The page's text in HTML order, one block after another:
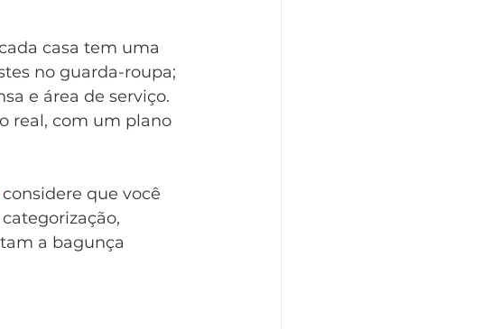
casa tem uma
no guarda-roupa;
e área de serviço.
real, com um plano
considere que você
a bagunça